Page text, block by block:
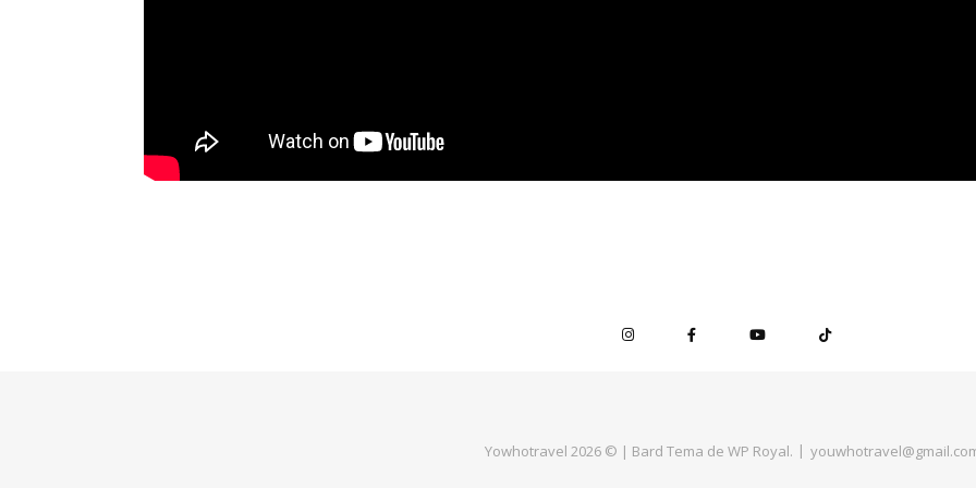
Yowhotravel 2026 © | Bard Tema de WP Royal.